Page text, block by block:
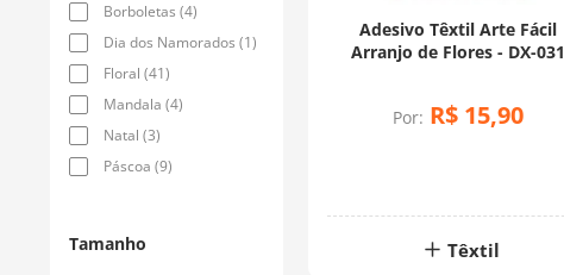
Borboletas (4)
Dia dos Namorados (1)
Floral (41)
Mandala (4)
Natal (3)
Páscoa (9)
Tamanho
Adesivo Têxtil Arte Fácil
Arranjo de Flores - DX-031
Por: R$ 15,90
Têxtil